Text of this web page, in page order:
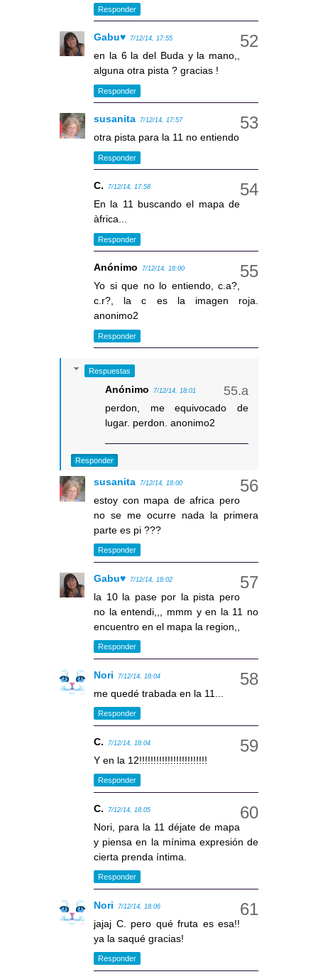
Responder
Gabu♥ 7/12/14, 17:55
en la 6 la del Buda y la mano,,
alguna otra pista ? gracias !
Responder
susanita 7/12/14, 17:57
otra pista para la 11 no entiendo
Responder
C. 7/12/14, 17:58
En la 11 buscando el mapa de
àfrica...
Responder
Anónimo 7/12/14, 18:00
Yo si que no lo entiendo, c.a?,
c.r?, la c es la imagen roja.
anonimo2
Responder
Respuestas
Anónimo 7/12/14, 18:01
perdon, me equivocado de
lugar. perdon. anonimo2
Responder
susanita 7/12/14, 18:00
estoy con mapa de africa pero
no se me ocurre nada la primera
parte es pi ???
Responder
Gabu♥ 7/12/14, 18:02
la 10 la pase por la pista pero
no la entendi,,, mmm y en la 11 no
encuentro en el mapa la region,,
Responder
Nori 7/12/14, 18:04
me quedé trabada en la 11...
Responder
C. 7/12/14, 18:04
Y en la 12!!!!!!!!!!!!!!!!!!!!!!!!
Responder
C. 7/12/14, 18:05
Nori, para la 11 déjate de mapa
y piensa en la mínima expresión de
cierta prenda íntima.
Responder
Nori 7/12/14, 18:06
jajaj C. pero qué fruta es esa!!
ya la saqué gracias!
Responder